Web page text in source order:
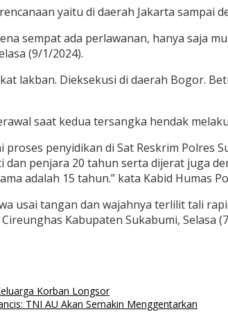
yaitu di daerah Jakarta sampai
sempat ada perlawanan, hanya saja
(9/1/2024).
lakban. Dieksekusi di daerah Bogor.
saat kedua tersangka hendak
penyidikan di Sat Reskrim Polres
penjara 20 tahun serta dijerat juga
adalah 15 tahun.” kata Kabid Humas
usai tangan dan wajahnya terlilit tali
Kabupaten Sukabumi, Selasa
Korban Longsor
TNI AU Akan Semakin Menggentarkan